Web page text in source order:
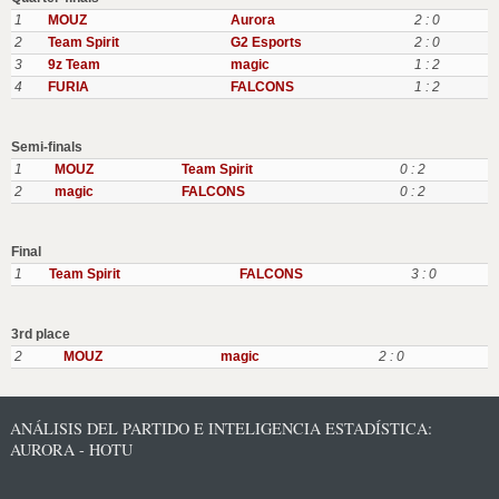
1
MOUZ Aurora
2 : 0
2
Team Spirit G2 Esports
2 : 0
3
9z Team magic
1 : 2
4
FURIA FALCONS 1 : 2
Semi-finals
1
MOUZ Team Spirit
0 : 2
2
magic FALCONS 0 : 2
Final
1
Team Spirit FALCONS 3 : 0
3rd place
2
MOUZ magic 2 : 0
ANÁLISIS DEL PARTIDO E INTELIGENCIA ESTADÍSTICA:
AURORA - HOTU